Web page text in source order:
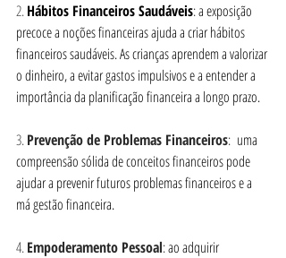
2. Hábitos Financeiros Saudáveis: a exposição
precoce a noções financeiras ajuda a criar hábitos
financeiros saudáveis. As crianças aprendem a valorizar
o dinheiro, a evitar gastos impulsivos e a entender a
importância da planificação financeira a longo prazo.
3. Prevenção de Problemas Financeiros: uma
compreensão sólida de conceitos financeiros pode
ajudar a prevenir futuros problemas financeiros e a
má gestão financeira.
4. Empoderamento Pessoal: ao adquirir